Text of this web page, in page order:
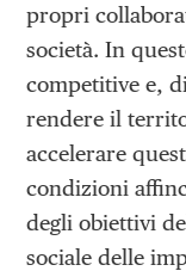
propri
società. In
competitive e,
rendere il
accelerare
condizioni
degli obiettivi
sociale delle